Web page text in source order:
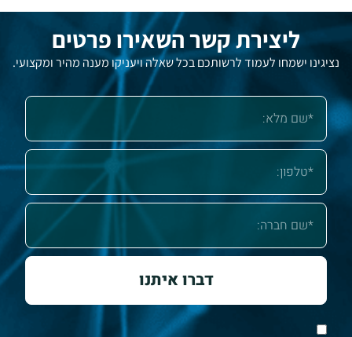
ליצירת קשר השאירו פרטים
נציגינו ישמחו לעמוד לרשותכם בכל שאלה ויעניקו מענה מהיר ומקצועי.
דברו איתנו